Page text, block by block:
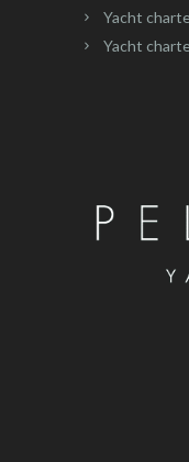
Yacht
Yacht